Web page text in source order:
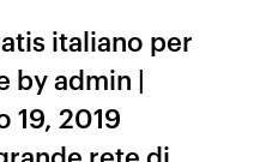
italiano per
by admin |
19, 2019